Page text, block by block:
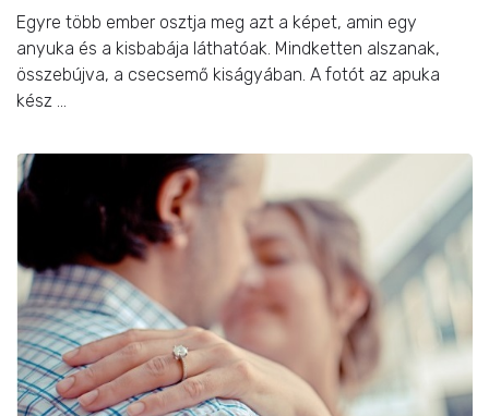
Egyre több ember osztja meg azt a képet, amin egy
anyuka és a kisbabája láthatóak. Mindketten alszanak,
összebújva, a csecsemő kiságyában. A fotót az apuka
kész ...